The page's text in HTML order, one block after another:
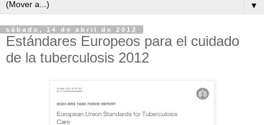
▼
sábado, 14 de abril de 2012
Estándares Europeos para el cuidado
de la tuberculosis 2012